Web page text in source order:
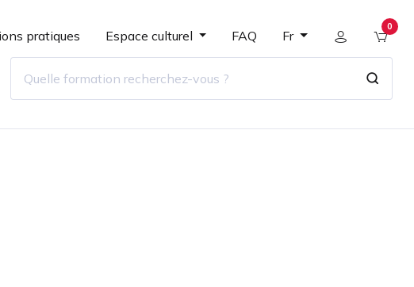
pratiques Espace culturel FAQ Fr
0